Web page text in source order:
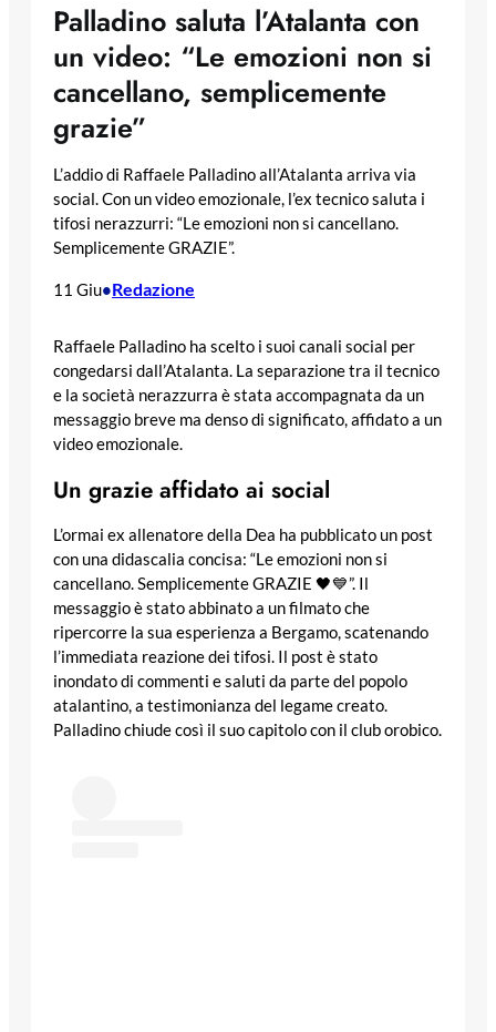
Palladino saluta l’Atalanta con
un video: “Le emozioni non si
cancellano, semplicemente
grazie”
L’addio di Raffaele Palladino all’Atalanta arriva via
social. Con un video emozionale, l’ex tecnico saluta i
tifosi nerazzurri: “Le emozioni non si cancellano.
Semplicemente GRAZIE”.
11 Giu•Redazione
Raffaele Palladino ha scelto i suoi canali social per
congedarsi dall’Atalanta. La separazione tra il tecnico
e la società nerazzurra è stata accompagnata da un
messaggio breve ma denso di significato, affidato a un
video emozionale.
Un grazie affidato ai social
L’ormai ex allenatore della Dea ha pubblicato un post
con una didascalia concisa: “Le emozioni non si
cancellano. Semplicemente GRAZIE 🖤💙”. Il
messaggio è stato abbinato a un filmato che
ripercorre la sua esperienza a Bergamo, scatenando
l’immediata reazione dei tifosi. Il post è stato
inondato di commenti e saluti da parte del popolo
atalantino, a testimonianza del legame creato.
Palladino chiude così il suo capitolo con il club orobico.